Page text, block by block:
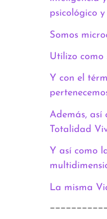
psicológico
Somos
Utilizo como
Y con el
Además, así
Totalidad
Y así como
La misma